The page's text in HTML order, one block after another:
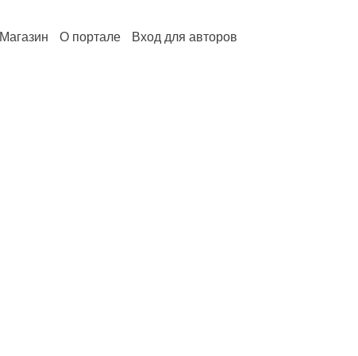
Магазин О портале Вход для авторов